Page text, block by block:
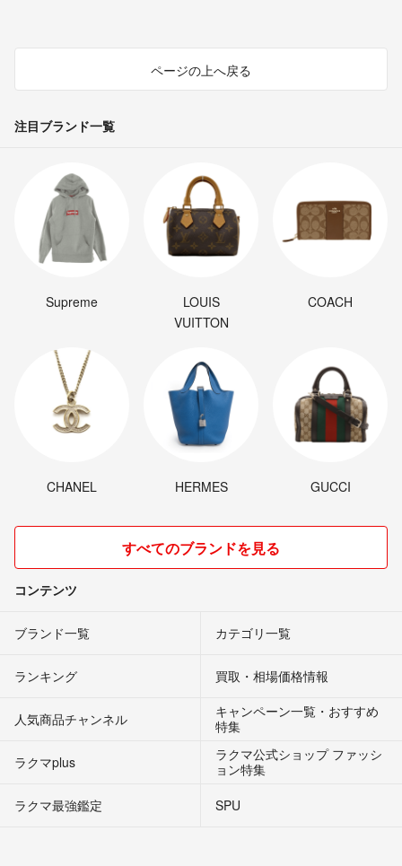
ページの上へ戻る
注目ブランド一覧
Supreme
LOUIS
VUITTON
COACH
CHANEL HERMES GUCCI
すべてのブランドを見る
コンテンツ
ブランド一覧 カテゴリ一覧
ランキング 買取・相場価格情報
人気商品チャンネル
キャンペーン一覧・おすすめ
特集
ラクマplus
ラクマ公式ショップ ファッシ
ョン特集
ラクマ最強鑑定
SPU